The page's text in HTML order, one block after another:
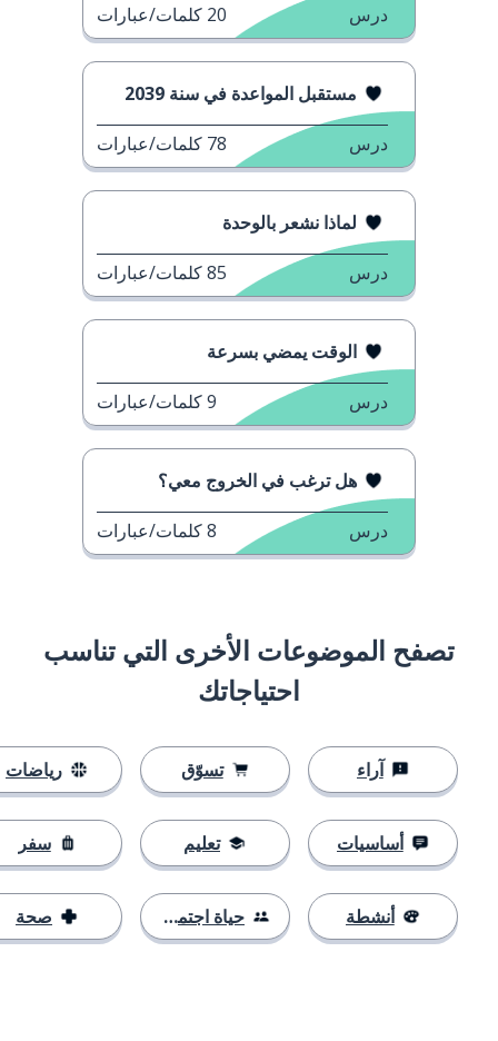
درس 20 كلمات/عبارات
مستقبل المواعدة في سنة 2039
درس 78 كلمات/عبارات
لماذا نشعر بالوحدة
درس 85كلمات/عبارات
الوقت يمضي بسرعة
درس 9كلمات/عبارات
هل ترغب في الخروج معي؟
درس 8كلمات/عبارات
تصفح الموضوعات الأخرى التي تناسب
احتياجاتك
آراء
أساسيات
أنشطة
تسوّق
تعليم
حياة اجتماعية
رياضات
سفر
صحة